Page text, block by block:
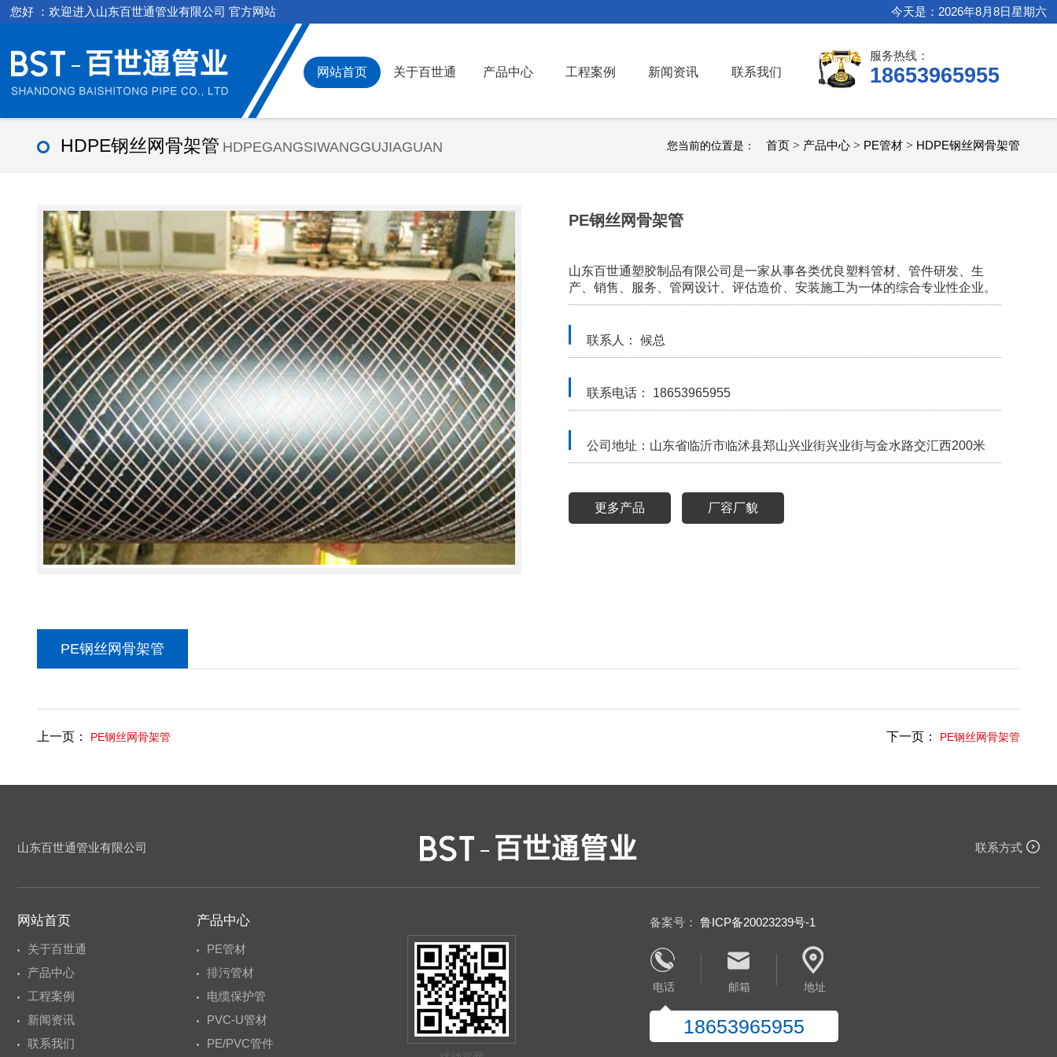
您好 ：欢迎进入山东百世通管业有限公司 官方网站 今天是：2026年8月8日星期六
网站首页 关于百世通 产品中心 工程案例 新闻资讯 联系我们
服务热线：
18653965955
HDPE钢丝网骨架管 HDPEGANGSIWANGGUJIAGUAN 您当前的位置是： 首页 > 产品中心 > PE管材 > HDPE钢丝网骨架管
PE钢丝网骨架管
山东百世通塑胶制品有限公司是一家从事各类优良塑料管材、管件研发、生
产、销售、服务、管网设计、评估造价、安装施工为一体的综合专业性企业。
联系人： 候总
联系电话： 18653965955
公司地址：山东省临沂市临沭县郑山兴业街兴业街与金水路交汇西200米
更多产品 厂容厂貌
PE钢丝网骨架管
上一页： PE钢丝网骨架管 下一页： PE钢丝网骨架管
山东百世通管业有限公司 联系方式
网站首页
关于百世通
产品中心
工程案例
新闻资讯
联系我们
产品中心
PE管材
排污管材
电缆保护管
PVC-U管材
PE/PVC管件
备案号： 鲁ICP备20023239号-1
电话 邮箱 地址
18653965955